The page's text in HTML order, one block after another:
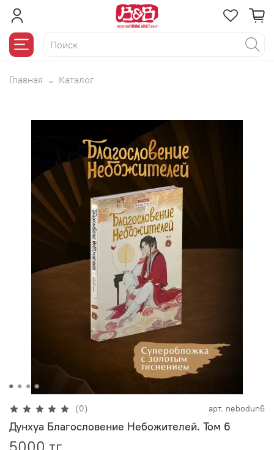
Главная Каталог
(0) арт. nebodun6
Дунхуа Благословение Небожителей. Том 6
5000 тг.